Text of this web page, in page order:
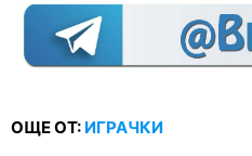
ОЩЕ ОТ: ИГРАЧКИ